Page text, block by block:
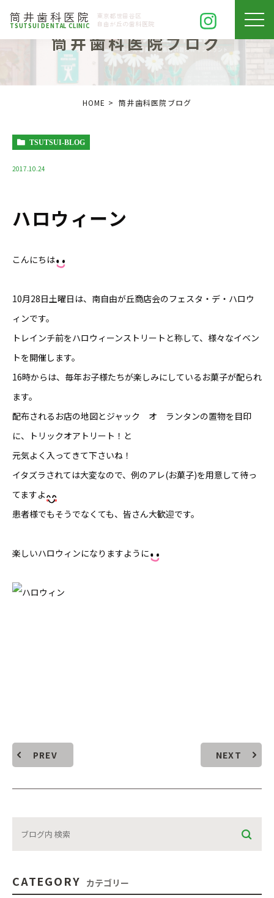
筒井歯科医院
TSUTSUI DENTAL CLINIC
東京都世田谷区
自由が丘の歯科医院
筒井歯科医院ブログ
HOME 筒井歯科医院ブログ
TSUTSUI-BLOG
2017.10.24
ハロウィーン
こんにちは
10月28日土曜日は、南自由が丘商店会のフェスタ・デ・ハロウ
ィンです。
トレインチ前をハロウィーンストリートと称して、様々なイベン
トを開催します。
16時からは、毎年お子様たちが楽しみにしているお菓子が配られ
ます。
配布されるお店の地図とジャック オ ランタンの置物を目印
に、トリックオアトリート！と
元気よく入ってきて下さいね！
イタズラされては大変なので、例のアレ(お菓子)を用意して待っ
てますよ
患者様でもそうでなくても、皆さん大歓迎です。
楽しいハロウィンになりますように
PREV NEXT
CATEGORY カテゴリー